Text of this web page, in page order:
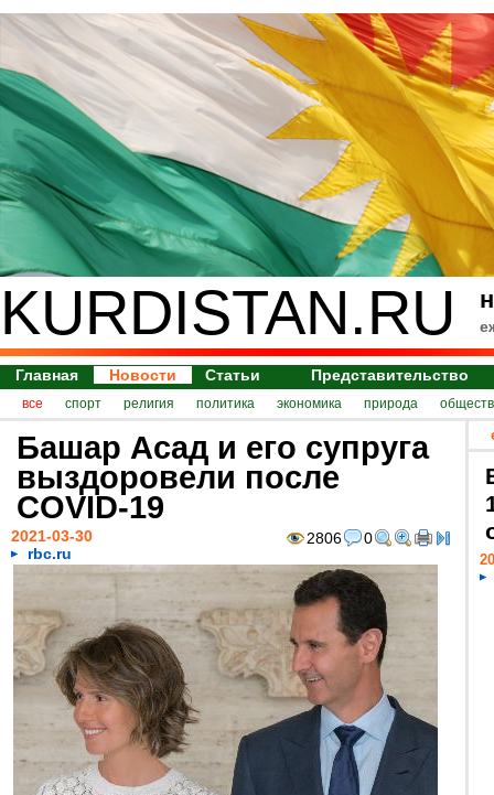
KURDISTAN.RU
Главная Новости Статьи Представительство
все спорт религия политика экономика природа
Башар Асад и его супруга
выздоровели после
COVID-19
2806 0
2021-03-30
rbc.ru